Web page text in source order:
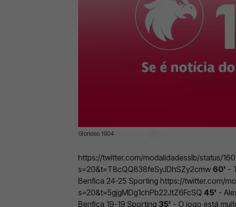
Glorioso 1904
10 Dez 2022 | 13:30 |
https://twitter.com/modalidadesslb/status/
s=20&t=T8cQQ838feSyJDhSZy2cmw 60' -
Benfica 24-25 Sporting https://twitter.com/
s=20&t=5gjgMDg1chPb22JtZ6FcSQ 45' -
Benfica 19-19 Sporting 35' - O jogo está